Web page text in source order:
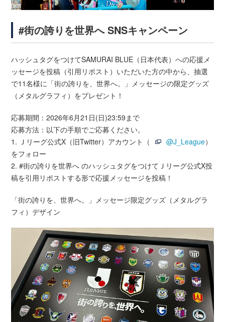
#街の誇りを世界へ SNSキャンペーン
ハッシュタグをつけてSAMURAI BLUE（日本代表）への応援メ
ッセージを投稿（引用リポスト）いただいた方の中から、抽選
で11名様に「街の誇りを、世界へ。」メッセージの限定グッズ
（メタルグラフィ）をプレゼント！
応募期間：2026年6月21日(日)23:59まで
応募方法：以下の手順でご応募ください。
1. Ｊリーグ公式X（旧Twitter）アカウント（
@J_League）
をフォロー
2. #街の誇りを世界へ のハッシュタグをつけてＪリーグ公式X投
稿を引用リポストする形で応援メッセージを投稿！
「街の誇りを、世界へ。」メッセージ限定グッズ（メタルグラ
フィ）デザイン